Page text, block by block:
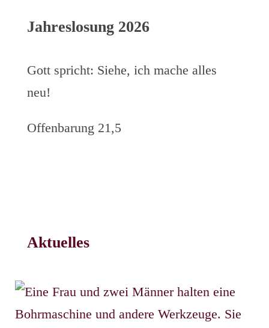
Jahreslosung 2026
Gott spricht: Siehe, ich mache alles
neu!
Offenbarung 21,5
Aktuelles